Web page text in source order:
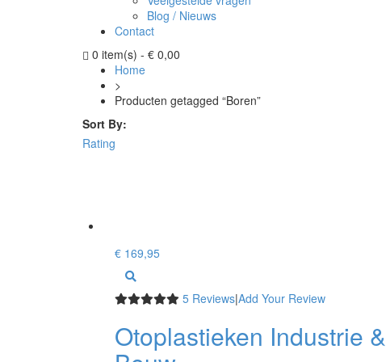
Blog / Nieuws
Contact
0 item(s) - € 0,00
Home
>
Producten getagged “Boren”
Sort By:
Rating
€ 169,95
5 Reviews|Add Your Review
Otoplastieken Industrie &